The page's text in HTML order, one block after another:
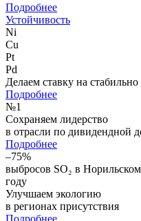
Подробнее
Устойчивость
Ni
Cu
Pt
Pd
Делаем ставку на
Подробнее
№1
Сохраняем лидерство
в отрасли по дивидендной
Подробнее
–75%
выбросов SO₂ в
году
Улучшаем экологию
в регионах присутствия
Подробнее